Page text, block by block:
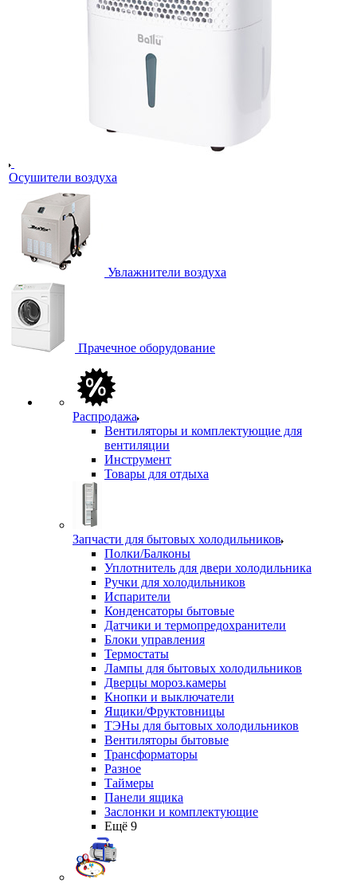
Осушители воздуха
Увлажнители воздуха
Прачечное оборудование
Распродажа
Вентиляторы и комплектующие для
вентиляции
Инструмент
Товары для отдыха
Запчасти для бытовых холодильников
Полки/Балконы
Уплотнитель для двери холодильника
Ручки для холодильников
Испарители
Конденсаторы бытовые
Датчики и термопредохранители
Блоки управления
Термостаты
Лампы для бытовых холодильников
Дверцы мороз.камеры
Кнопки и выключатели
Ящики/Фруктовницы
ТЭНы для бытовых холодильников
Вентиляторы бытовые
Трансформаторы
Разное
Таймеры
Панели ящика
Заслонки и комплектующие
Ещё 9